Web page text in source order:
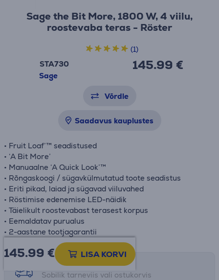
Sage the Bit More, 1800 W, 4 viilu,
roostevaba teras - Röster
STA730
Sage
145.99 €
(1)
Võrdle
Saadavus kauplustes
• Fruit Loaf’™ seadistused
• ‘A Bit More’
• Manuaalne ‘A Quick Look’™
• Rõngaskoogi / sügavkülmutatud toote seadistus
• Eriti pikad, laiad ja sügavad viiluvahed
• Röstimise edenemise LED-näidik
• Täielikult roostevabast terasest korpus
• Eemaldatav purualus
• 2-aastane tootjagarantii
145.99 € LISA KORVI
Tarne võimalused
Sobilik tarneviis vali ostukorvis